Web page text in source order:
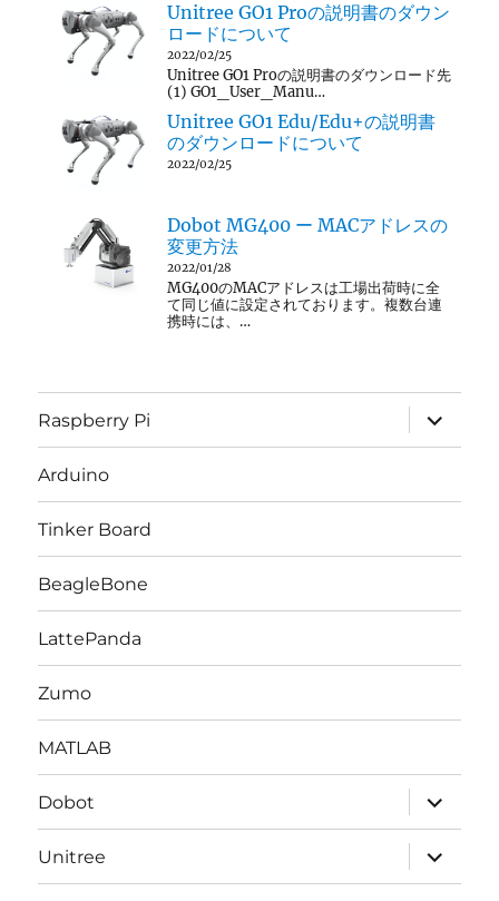
Unitree GO1 Proの説明書のダウン
ロードについて
2022/02/25
Unitree GO1 Proの説明書のダウンロード先
(1) GO1_User_Manu…
Unitree GO1 Edu/Edu+の説明書
のダウンロードについて
2022/02/25
Dobot MG400 ー MACアドレスの
変更方法
2022/01/28
MG400のMACアドレスは工場出荷時に全
て同じ値に設定されております。複数台連
携時には、…
Raspberry Pi
ブ
メ
ー
開
Arduino
Tinker Board
BeagleBone
LattePanda
Zumo
MATLAB
Dobot
ブ
メ
ニ
ュ
ー
Unitree
ブ
メ